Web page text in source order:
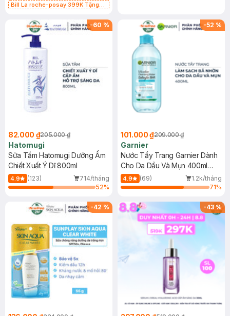
Bill La roche-posay 399K Tặng
(SL có hạn)
-60 %
82.000 ₫205.000 ₫
Hatomugi
Sữa Tắm Hatomugi Dưỡng Ẩm
Chiết Xuất Ý Dĩ 800ml
4.9 (123)
714/tháng
52%
-52 %
101.000 ₫209.000 ₫
Garnier
Nước Tẩy Trang Garnier Dành
Cho Da Dầu Và Mụn 400ml
(Mới)
4.9 (69)
1.2k/tháng
71%
-42 % -43%